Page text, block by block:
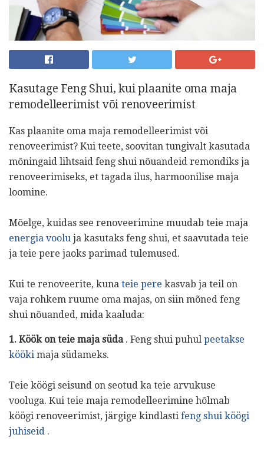
Kasutage Feng Shui, kui plaanite oma maja
remodelleerimist või renoveerimist
Kas plaanite oma maja remodelleerimist või
renoveerimist? Kui teete, soovitan tungivalt kasutada
mõningaid lihtsaid feng shui nõuandeid remondiks ja
renoveerimiseks, et tagada ilus, harmoonilise maja
loomine.
Mõelge, kuidas see renoveerimine muudab teie maja
energia voolu ja kasutaks feng shui, et saavutada teie
ja teie pere jaoks parimad tulemused.
Kui te renoveerite, kuna teie pere kasvab ja teil on
vaja rohkem ruume oma majas, on siin mõned feng
shui nõuanded, mida kaaluda:
1. Köök on teie maja süda. Feng shui puhul peetakse
kööki maja südameks.
Teie köögi seisund on seotud ka teie arvukuse
vooluga. Kui teie maja remodelleerimine hõlmab
köögi renoveerimist, järgige kindlasti feng shui köögi
juhiseid .